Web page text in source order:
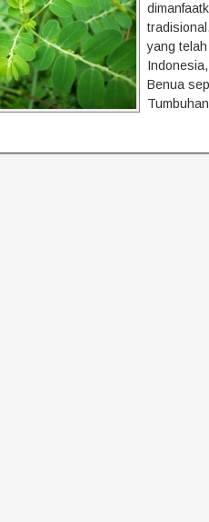
yang
Benua